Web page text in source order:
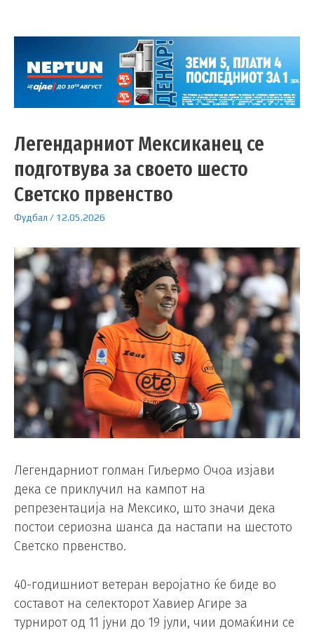
Легендарниот Мексиканец се
подготвува за своето шесто
Светско првенство
Фудбал / 12.05.2026
Легендарниот голман Гиљермо Очоа изјави
дека се приклучил на кампот на
репрезентација на Мексико, што значи дека
постои сериозна шанса да настапи на шестото
Светско првенство.
40-годишниот ветеран веројатно ќе биде во
составот на селекторот Хавиер Агире за
турнирот од 11 јуни до 19 јули, чии домаќини се